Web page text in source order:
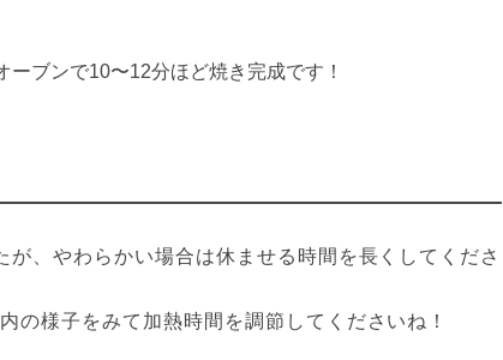
ブンで10〜12分ほど焼き完成です！
が、やわらかい場合は休ませる時間を長くしてくださ
の様子をみて加熱時間を調節してくださいね！